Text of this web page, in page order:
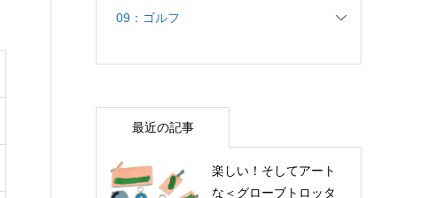
09：ゴルフ
最近の記事
楽しい！そしてアート
な＜グローブトロッタ